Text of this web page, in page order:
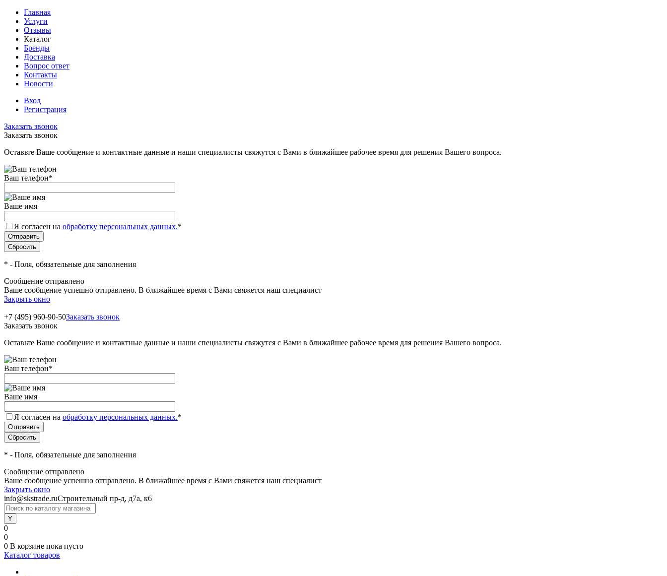
Главная
Услуги
Отзывы
Каталог
Бренды
Доставка
Вопрос ответ
Контакты
Новости
Вход
Регистрация
Заказать звонок
Заказать звонок
Оставьте Ваше сообщение и контактные данные и наши специалисты свяжутся с Вами в ближайшее рабочее время для решения Вашего вопроса.
Ваш телефон*
Ваше имя
Я согласен на обработку персональных данных.*
* - Поля, обязательные для заполнения
Сообщение отправлено
Ваше сообщение успешно отправлено. В ближайшее время с Вами свяжется наш специалист
Закрыть окно
+7 (495) 960-90-50Заказать звонок
Заказать звонок
Оставьте Ваше сообщение и контактные данные и наши специалисты свяжутся с Вами в ближайшее рабочее время для решения Вашего вопроса.
Ваш телефон*
Ваше имя
Я согласен на обработку персональных данных.*
* - Поля, обязательные для заполнения
Сообщение отправлено
Ваше сообщение успешно отправлено. В ближайшее время с Вами свяжется наш специалист
Закрыть окно
info@skstrade.ruСтроительный пр-д, д7а, к6
0
0
0 В корзине пока пусто
Каталог товаров